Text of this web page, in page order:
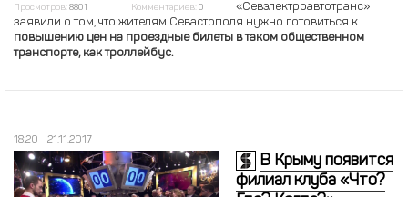
Просмотров: 8801 Комментариев: 0
«Севэлектроавтотранс»
заявили о том, что жителям Севастополя нужно готовиться к
повышению цен на проездные билеты в таком общественном
транспорте, как троллейбус.
18:20 21.11.2017
В Крыму появится
филиал клуба «Что?